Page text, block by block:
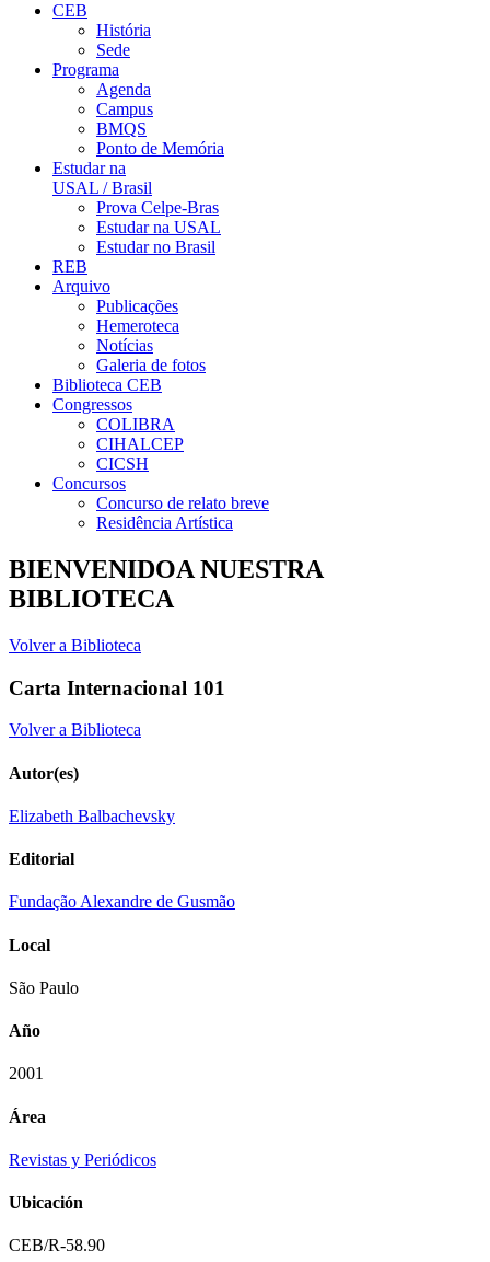
CEB
História
Sede
Programa
Agenda
Campus
BMQS
Ponto de Memória
Estudar na
USAL / Brasil
Prova Celpe-Bras
Estudar na USAL
Estudar no Brasil
REB
Arquivo
Publicações
Hemeroteca
Notícias
Galeria de fotos
Biblioteca CEB
Congressos
COLIBRA
CIHALCEP
CICSH
Concursos
Concurso de relato breve
Residência Artística
BIENVENIDOA NUESTRA
BIBLIOTECA
Volver a Biblioteca
Carta Internacional 101
Volver a Biblioteca
Autor(es)
Elizabeth Balbachevsky
Editorial
Fundação Alexandre de Gusmão
Local
São Paulo
Año
2001
Área
Revistas y Periódicos
Ubicación
CEB/R-58.90